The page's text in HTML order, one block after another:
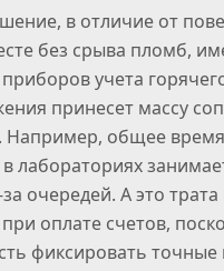
в отличие от
без срыва пломб,
учета
принесет массу
Например, общее
в лабораториях
очередей. А это
оплате счетов,
фиксировать точные